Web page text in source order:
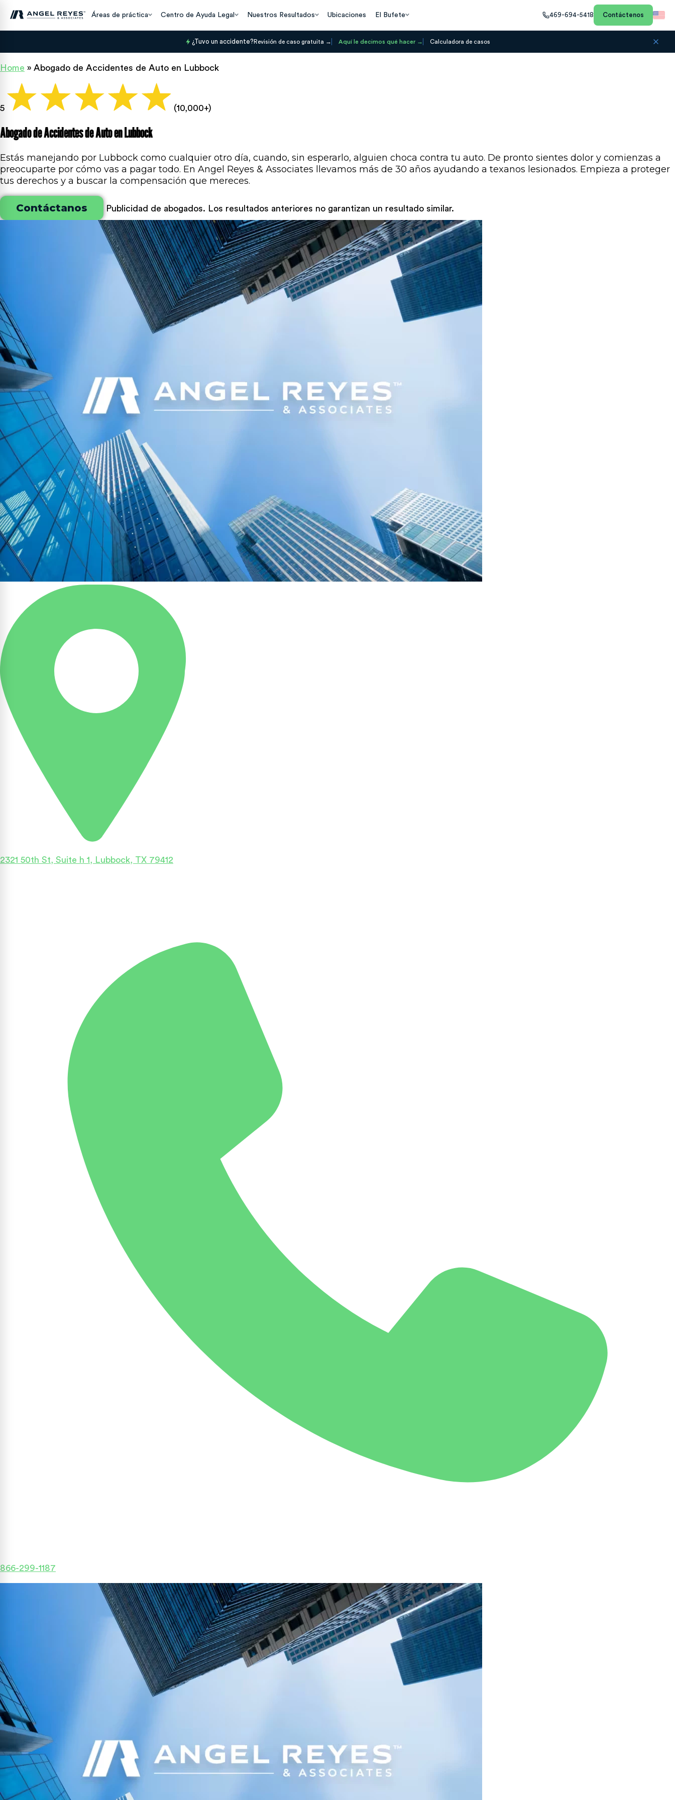
Áreas de práctica Centro de Ayuda Legal Nuestros Resultados Ubicaciones El Bufete 469-694-5418 Contáctenos
¿Tuvo un accidente? Revisión de caso gratuita Aquí le decimos qué hacer Calculadora de casos
Home » Abogado de Accidentes de Auto en Lubbock
5 (10,000+)
Abogado de Accidentes de Auto en Lubbock
Estás manejando por Lubbock como cualquier otro día, cuando, sin esperarlo, alguien choca contra tu auto. De pronto sientes dolor y comienzas a
preocuparte por cómo vas a pagar todo. En Angel Reyes & Associates llevamos más de 30 años ayudando a texanos lesionados. Empieza a proteger
tus derechos y a buscar la compensación que mereces.
Contáctanos Publicidad de abogados. Los resultados anteriores no garantizan un resultado similar.
2321 50th St, Suite h 1, Lubbock, TX 79412
866-299-1187